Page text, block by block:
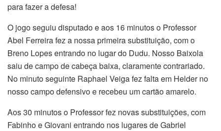
para fazer a defesa!
O jogo seguiu disputado e aos 16 minutos o Professor
Abel Ferreira fez a nossa primeira substituição, com o
Breno Lopes entrando no lugar do Dudu. Nosso Baixola
saiu de campo de cabeça baixa, claramente contrariado.
No minuto seguinte Raphael Veiga fez falta em Helder no
nosso campo defensivo e recebeu um cartão amarelo.
Aos 30 minutos o Professor fez novas substituições, com
Fabinho e Giovani entrando nos lugares de Gabriel